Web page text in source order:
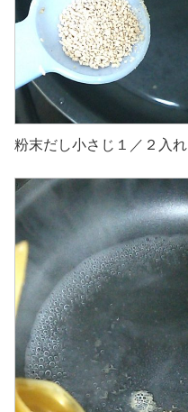
粉末だし小さじ１／２入れ